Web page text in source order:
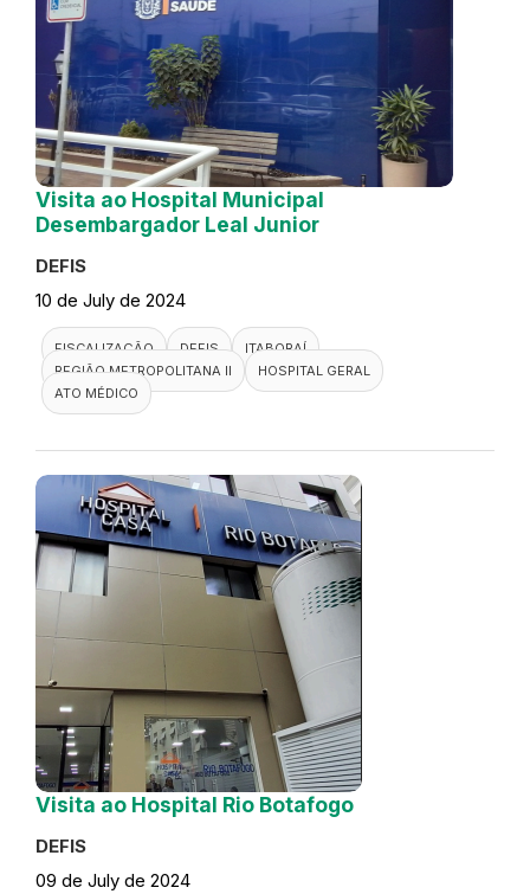
Visita ao Hospital Municipal
Desembargador Leal Junior
DEFIS
10 de July de 2024
FISCALIZAÇÃO DEFIS
ITABORAÍ
REGIÃO METROPOLITANA II
HOSPITAL GERAL
ATO MÉDICO
Visita ao Hospital Rio Botafogo
DEFIS
09 de July de 2024